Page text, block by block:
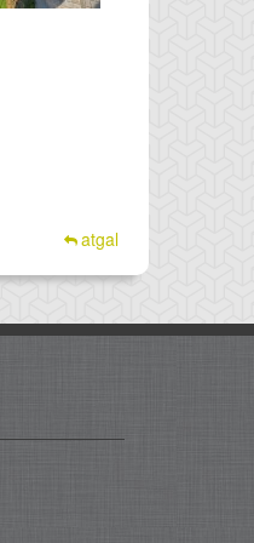
atgal